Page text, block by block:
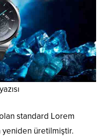
standard Lorem
üretilmiştir.